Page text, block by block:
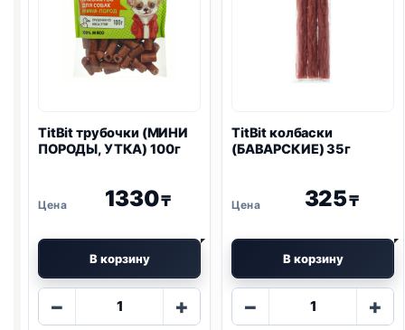
TitBit трубочки (МИНИ
ПОРОДЫ, УТКА) 100г
1330₸
В корзину
−
Количество
+
TitBit колбаски
(БАВАРСКИЕ) 35г
325₸
В корзину
−
Количество
+